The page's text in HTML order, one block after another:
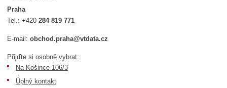
Praha
Tel.:+420284 819 771
E-mail:obchod.praha@vtdata.cz
Přijďte si osobně vybrat:
Na Košince 106/3
Úplný kontakt